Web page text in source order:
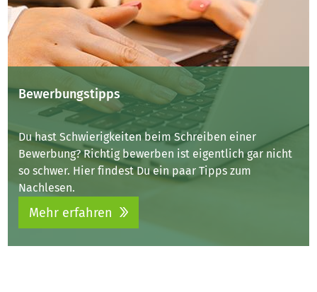
Bewerbungstipps
Du hast Schwierigkeiten beim Schreiben einer
Bewerbung? Richtig bewerben ist eigentlich gar nicht
so schwer. Hier findest Du ein paar Tipps zum
Nachlesen.
Mehr erfahren